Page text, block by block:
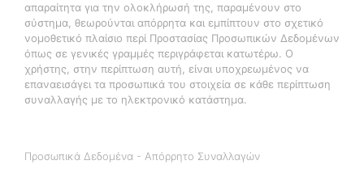
απαραίτητα για την ολοκλήρωσή της, παραμένουν στο
σύστημα, θεωρούνται απόρρητα και εμπίπτουν στο σχετικό
νομοθετικό πλαίσιο περί Προστασίας Προσωπικών Δεδομένων
όπως σε γενικές γραμμές περιγράφεται κατωτέρω. Ο
χρήστης, στην περίπτωση αυτή, είναι υποχρεωμένος να
επαναεισάγει τα προσωπικά του στοιχεία σε κάθε περίπτωση
συναλλαγής με το ηλεκτρονικό κατάστημα.
Προσωπικά Δεδομένα - Απόρρητο Συναλλαγών